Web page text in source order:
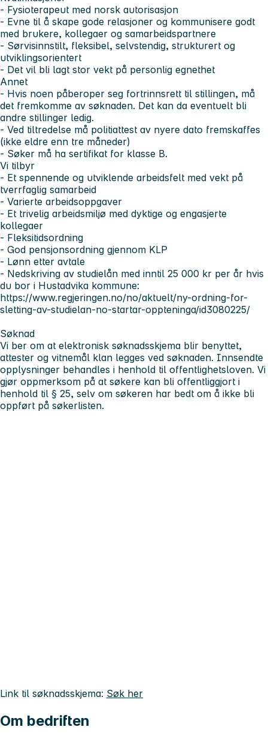
- Fysioterapeut med norsk autorisasjon
- Evne til å skape gode relasjoner og kommunisere godt
med brukere, kollegaer og samarbeidspartnere
- Sørvisinnstilt, fleksibel, selvstendig, strukturert og
utviklingsorientert
- Det vil bli lagt stor vekt på personlig egnethet
Annet
- Hvis noen påberoper seg fortrinnsrett til stillingen, må
det fremkomme av søknaden. Det kan da eventuelt bli
andre stillinger ledig.
- Ved tiltredelse må politiattest av nyere dato fremskaffes
(ikke eldre enn tre måneder)
- Søker må ha sertifikat for klasse B.
Vi tilbyr
- Et spennende og utviklende arbeidsfelt med vekt på
tverrfaglig samarbeid
- Varierte arbeidsoppgaver
- Et trivelig arbeidsmiljø med dyktige og engasjerte
kollegaer
- Fleksitidsordning
- God pensjonsordning gjennom KLP
- Lønn etter avtale
- Nedskriving av studielån med inntil 25 000 kr per år hvis
du bor i Hustadvika kommune:
https://www.regjeringen.no/no/aktuelt/ny-ordning-for-
sletting-av-studielan-no-startar-oppteninga/id3080225/
Søknad
Vi ber om at elektronisk søknadsskjema blir benyttet,
attester og vitnemål klan legges ved søknaden. Innsendte
opplysninger behandles i henhold til offentlighetsloven. Vi
gjør oppmerksom på at søkere kan bli offentliggjort i
henhold til § 25, selv om søkeren har bedt om å ikke bli
oppført på søkerlisten.
Link til søknadsskjema: Søk her
Om bedriften